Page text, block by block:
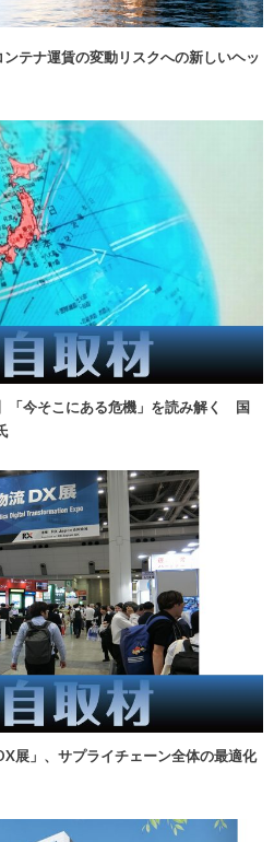
テナ運賃の変動リスクへの新しいヘッ
「今そこにある危機」を読み解く 国
展」、サプライチェーン全体の最適化